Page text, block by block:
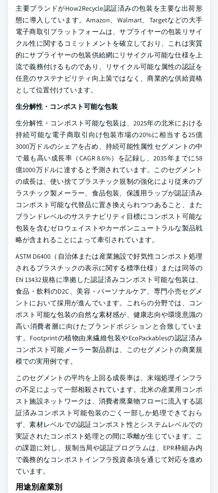
主要ブランドがHow2Recycle認証済みの包装を主要な出荷形
態に導入しています。Amazon、Walmart、Targetなどの大手
電子商取引プラットフォームは、サプライヤーの包装リサイ
クル性に関するコミットメントを確立しており、これは実質
的にサプライヤーの包装供給網にリサイクル可能な仕様を上
流で義務付けるものであり、リサイクル可能な属性の認証を
任意のサステナビリティ向上策ではなく、商業的な供給資格
として位置付けています。
生分解性・コンポスト可能な包装
生分解性・コンポスト可能な包装は、2025年の北米における
持続可能な電子商取引向け包装市場の20%に相当する25億
3000万ドルのシェアを占め、持続可能性属性セグメントの中
で最も高い成長率（CAGR 8.6%）を記録し、2035年までに58
億1000万ドルに達すると予測されています。このセグメント
の成長は、使い捨てプラスチック規制の強化により従来のプ
ラスチック製メーラー、食品包装、保護用ラップが認証済み
コンポスト可能な代替品に置き換えられつつあること、また
ブランドレベルのサステナビリティ目標にコンポスト可能な
包装を含むゼロウェイストやカーボンニュートラルな製品戦
略が含まれることによって牽引されています。
ASTM D6400（自治体または産業施設で好気性コンポスト処理
されるプラスチックの表示に関する標準仕様）または同等の
EN 13432規格に準拠した認証済みコンポスト可能な包装は、
食品・飲料のD2C、美容・パーソナルケア、専門小売セグメ
ントにおいて採用が進んでいます。これらの分野では、コン
ポスト可能な包装の自然な素材感が、健康志向や環境意識の
高い消費者層に向けたブランドポジションと合致していま
す。Footprintの植物由来繊維包装やEcoPackablesの認証済み
コンポスト可能メーラー製品群は、このセグメントの商業規
模での実用例です。
このセグメントの平均を上回る成長率は、末端処理インフラ
の不足によって一部相殺されています。北米の産業用コンポ
スト施設ネットワークは、消費者廃棄物フローに流入する認
証済みコンポスト可能包装のごく一部しか処理できておら
ず、素材レベルでの認証コンポスト性とシステムレベルでの
実証されたコンポスト処理との間に乖離が生じています。こ
の課題に対し、規制当局や認証プログラムは、EPR枠組み内
で義務的なコンポストインフラ投資条項を通じて対応を進め
ています。
用途別産業別